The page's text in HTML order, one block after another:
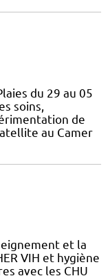
du 29 au 05
soins,
de
au Camer
et la
VIH et hygiène
avec les CHU